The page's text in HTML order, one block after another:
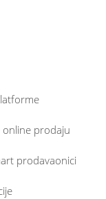
online prodaju
prodavaonici